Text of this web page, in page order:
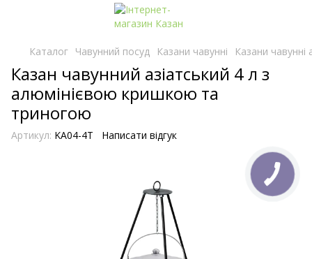
Каталог Чавунний посуд Казани чавунні Казани чавунні
Казан чавунний азіатський 4 л з
алюмінієвою кришкою та
триногою
Артикул: KA04-4T Написати відгук